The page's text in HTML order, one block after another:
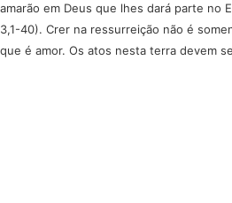
amarão em Deus que lhes dará parte no
3,1-40). Crer na ressurreição não é
que é amor. Os atos nesta terra devem